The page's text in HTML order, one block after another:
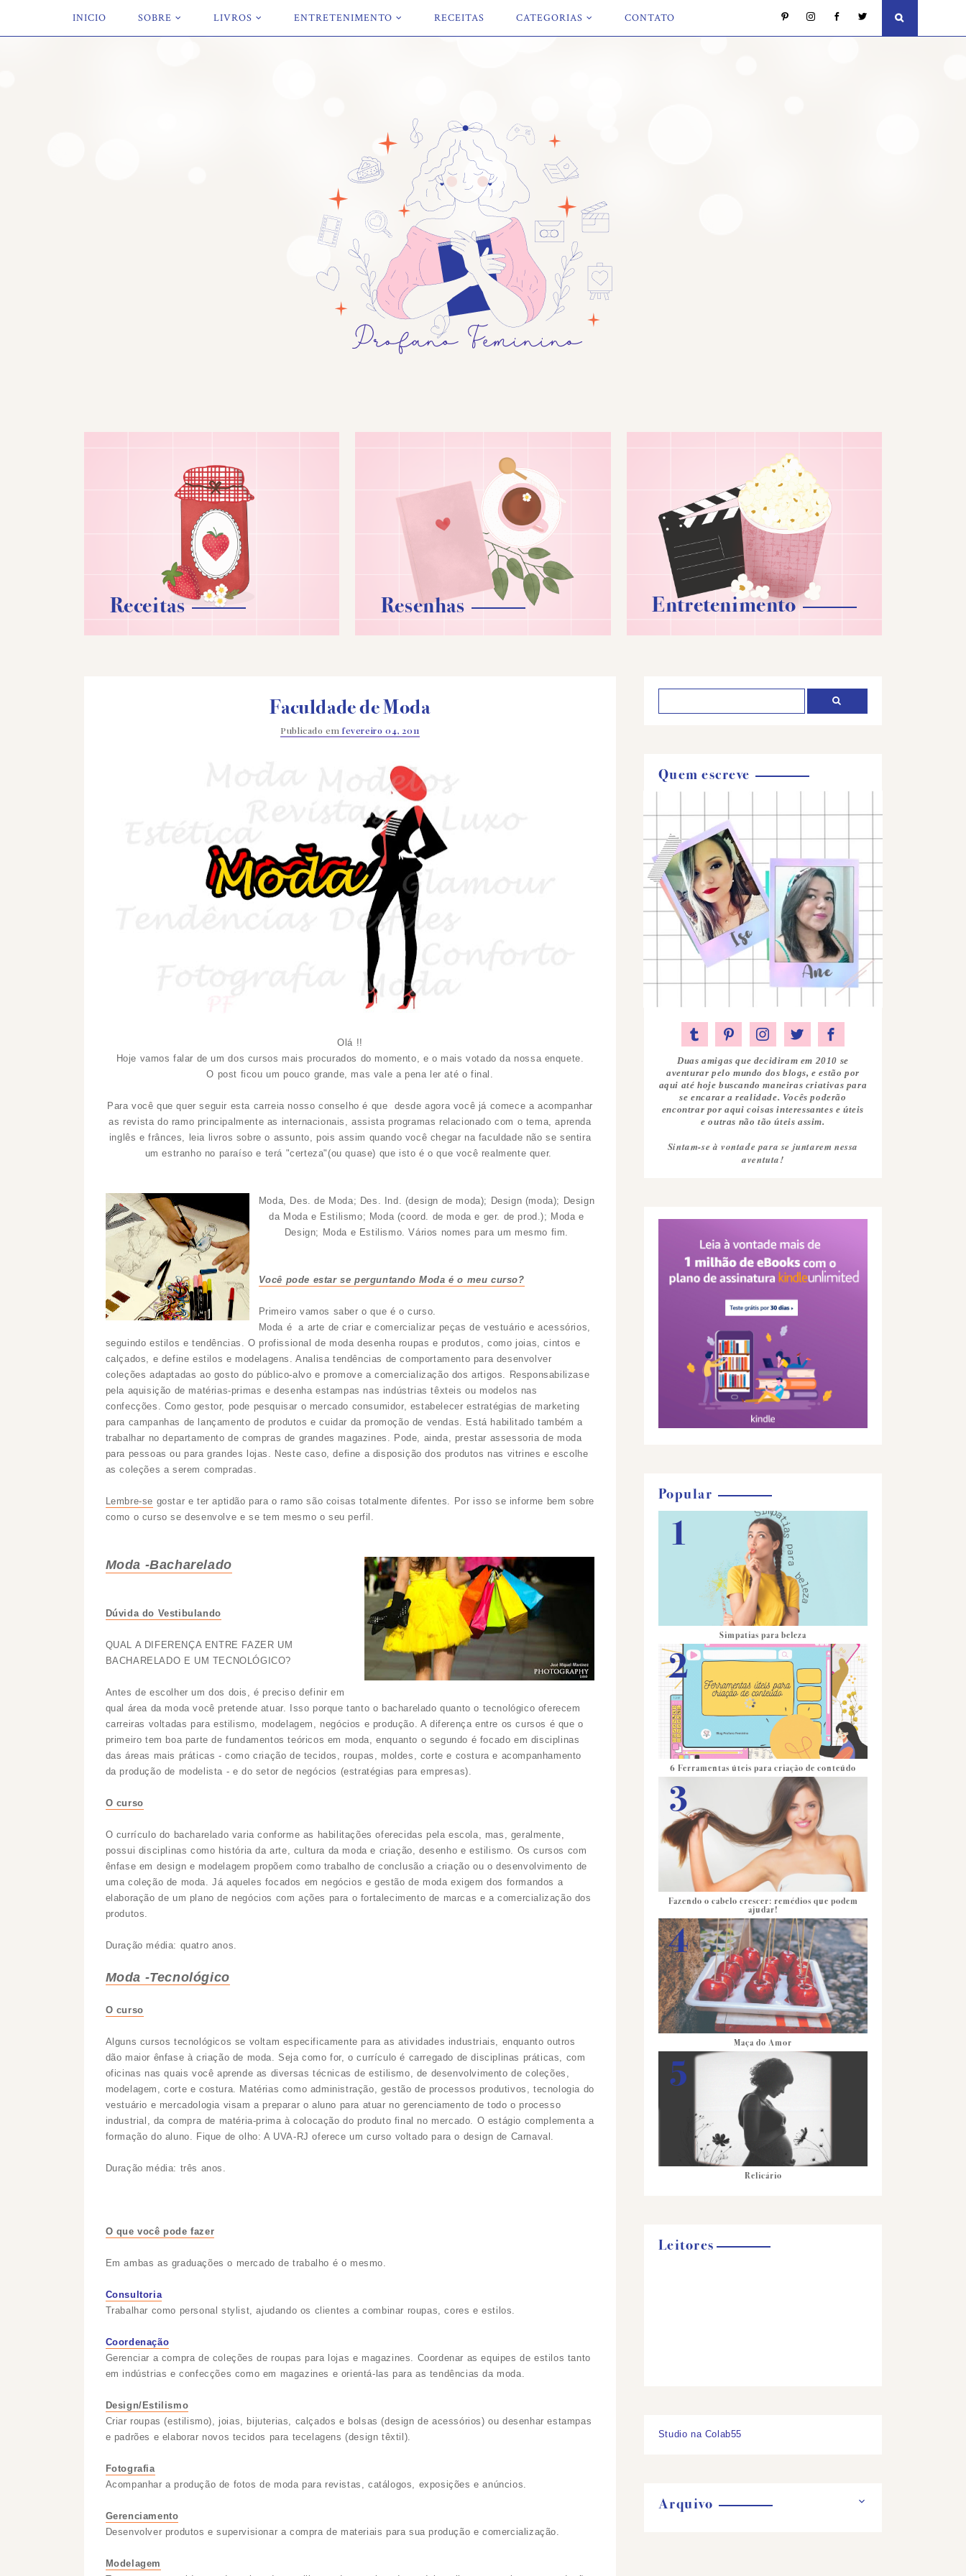
INICIO SOBRE LIVROS ENTRETENIMENTO RECEITAS CATEGORIAS CONTATO
Receitas Resenhas Entretenimento
Faculdade de Moda
Publicado em fevereiro 04, 2011
Olá !!
Hoje vamos falar de um dos cursos mais procurados do momento, e o mais votado da nossa enquete.
O post ficou um pouco grande, mas vale a pena ler até o final.
Para você que quer seguir esta carreia nosso conselho é que desde agora você já comece a acompanhar
as revista do ramo principalmente as internacionais, assista programas relacionado com o tema, aprenda
inglês e frânces, leia livros sobre o assunto, pois assim quando você chegar na faculdade não se sentira
um estranho no paraíso e terá "certeza"(ou quase) que isto é o que você realmente quer.
Moda, Des. de Moda; Des. Ind. (design de moda); Design (moda); Design
da Moda e Estilismo; Moda (coord. de moda e ger. de prod.); Moda e
Design; Moda e Estilismo. Vários nomes para um mesmo fim.
Você pode estar se perguntando Moda é o meu curso?
Primeiro vamos saber o que é o curso.
Moda é a arte de criar e comercializar peças de vestuário e acessórios,
seguindo estilos e tendências. O profissional de moda desenha roupas e produtos, como joias, cintos e
calçados, e define estilos e modelagens. Analisa tendências de comportamento para desenvolver
coleções adaptadas ao gosto do público-alvo e promove a comercialização dos artigos. Responsabilizase
pela aquisição de matérias-primas e desenha estampas nas indústrias têxteis ou modelos nas
confecções. Como gestor, pode pesquisar o mercado consumidor, estabelecer estratégias de marketing
para campanhas de lançamento de produtos e cuidar da promoção de vendas. Está habilitado também a
trabalhar no departamento de compras de grandes magazines. Pode, ainda, prestar assessoria de moda
para pessoas ou para grandes lojas. Neste caso, define a disposição dos produtos nas vitrines e escolhe
as coleções a serem compradas.
Lembre-se gostar e ter aptidão para o ramo são coisas totalmente difentes. Por isso se informe bem sobre
como o curso se desenvolve e se tem mesmo o seu perfil.
Moda -Bacharelado
Dúvida do Vestibulando
QUAL A DIFERENÇA ENTRE FAZER UM
BACHARELADO E UM TECNOLÓGICO?
Antes de escolher um dos dois, é preciso definir em
qual área da moda você pretende atuar. Isso porque tanto o bacharelado quanto o tecnológico oferecem
carreiras voltadas para estilismo, modelagem, negócios e produção. A diferença entre os cursos é que o
primeiro tem boa parte de fundamentos teóricos em moda, enquanto o segundo é focado em disciplinas
das áreas mais práticas - como criação de tecidos, roupas, moldes, corte e costura e acompanhamento
da produção de modelista - e do setor de negócios (estratégias para empresas).
O curso
O currículo do bacharelado varia conforme as habilitações oferecidas pela escola, mas, geralmente,
possui disciplinas como história da arte, cultura da moda e criação, desenho e estilismo. Os cursos com
ênfase em design e modelagem propõem como trabalho de conclusão a criação ou o desenvolvimento de
uma coleção de moda. Já aqueles focados em negócios e gestão de moda exigem dos formandos a
elaboração de um plano de negócios com ações para o fortalecimento de marcas e a comercialização dos
produtos.
Duração média: quatro anos.
Moda -Tecnológico
O curso
Alguns cursos tecnológicos se voltam especificamente para as atividades industriais, enquanto outros
dão maior ênfase à criação de moda. Seja como for, o currículo é carregado de disciplinas práticas, com
oficinas nas quais você aprende as diversas técnicas de estilismo, de desenvolvimento de coleções,
modelagem, corte e costura. Matérias como administração, gestão de processos produtivos, tecnologia do
vestuário e mercadologia visam a preparar o aluno para atuar no gerenciamento de todo o processo
industrial, da compra de matéria-prima à colocação do produto final no mercado. O estágio complementa a
formação do aluno. Fique de olho: A UVA-RJ oferece um curso voltado para o design de Carnaval.
Duração média: três anos.
O que você pode fazer
Em ambas as graduações o mercado de trabalho é o mesmo.
Consultoria
Trabalhar como personal stylist, ajudando os clientes a combinar roupas, cores e estilos.
Coordenação
Gerenciar a compra de coleções de roupas para lojas e magazines. Coordenar as equipes de estilos tanto
em indústrias e confecções como em magazines e orientá-las para as tendências da moda.
Design/Estilismo
Criar roupas (estilismo), joias, bijuterias, calçados e bolsas (design de acessórios) ou desenhar estampas
e padrões e elaborar novos tecidos para tecelagens (design têxtil).
Fotografia
Acompanhar a produção de fotos de moda para revistas, catálogos, exposições e anúncios.
Gerenciamento
Desenvolver produtos e supervisionar a compra de materiais para sua produção e comercialização.
Modelagem
Quem escreve
Duas amigas que decidiram em 2010 se
aventurar pelo mundo dos blogs, e estão por
aqui até hoje buscando maneiras criativas para
se encarar a realidade. Vocês poderão
encontrar por aqui coisas interessantes e úteis
e outras não tão úteis assim.
Sintam-se à vontade para se juntarem nessa
aventuta!
Popular
Simpatias para beleza
6 Ferramentas úteis para criação de conteúdo
Fazendo o cabelo crescer: remédios que podem
ajudar!
Maça do Amor
Relicário
Leitores
Studio na Colab55
Arquivo